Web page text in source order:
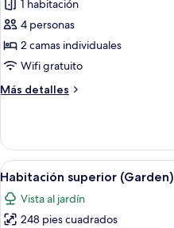
de
Suite
(Smeralda)
1 habitación
4 personas
2 camas individuales
Wifi gratuito
Más detalles
Más
(Smeralda)
Abrir
todas
las
fotos
7
Habitación superior (Garden)
Vista al jardín
248 pies cuadrados